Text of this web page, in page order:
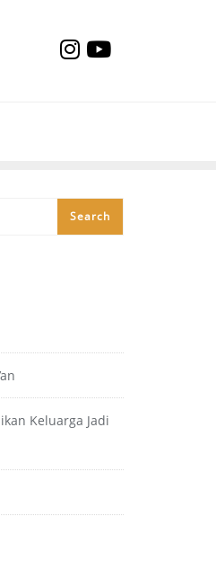
Keluarga Jadi